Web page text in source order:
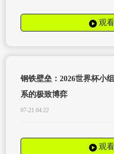
观
钢铁壁垒：2026世界杯小
系的极致博弈
07-21 04:22
观